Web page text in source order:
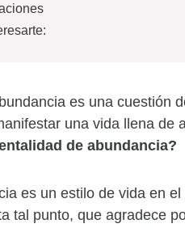
es una cuestión
una vida llena
de abundancia?
es un estilo de vida en
tal punto, que agradece